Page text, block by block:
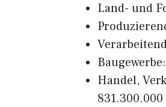
Land- und
Handel,